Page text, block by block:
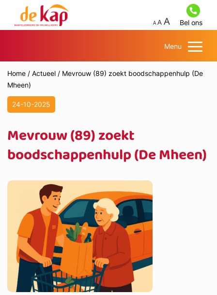
Bel ons
Menu
Home / Actueel / Mevrouw (89) zoekt boodschappenhulp (De
Mheen)
24-10-2025
Mevrouw (89) zoekt
boodschappenhulp (De Mheen)